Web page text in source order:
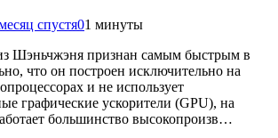
спустя01 минуты
Шэньчжэня признан самым быстрым в
что он построен исключительно на
и не использует
графические ускорители (GPU), на
большинство высокопроизв…